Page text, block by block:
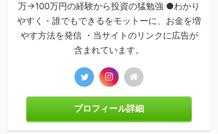
万→100万円の経験から投資の猛勉強 ●わかり
やすく・誰でもできるをモットーに、お金を増
やす方法を発信 ・当サイトのリンクに広告が
含まれています。
プロフィール詳細